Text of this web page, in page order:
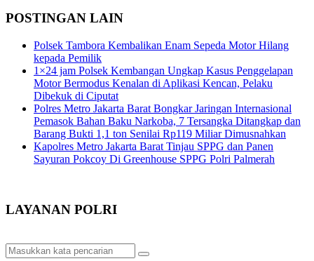
POSTINGAN LAIN
Polsek Tambora Kembalikan Enam Sepeda Motor Hilang
kepada Pemilik
1×24 jam Polsek Kembangan Ungkap Kasus Penggelapan
Motor Bermodus Kenalan di Aplikasi Kencan, Pelaku
Dibekuk di Ciputat
Polres Metro Jakarta Barat Bongkar Jaringan Internasional
Pemasok Bahan Baku Narkoba, 7 Tersangka Ditangkap dan
Barang Bukti 1,1 ton Senilai Rp119 Miliar Dimusnahkan
Kapolres Metro Jakarta Barat Tinjau SPPG dan Panen
Sayuran Pokcoy Di Greenhouse SPPG Polri Palmerah
LAYANAN POLRI